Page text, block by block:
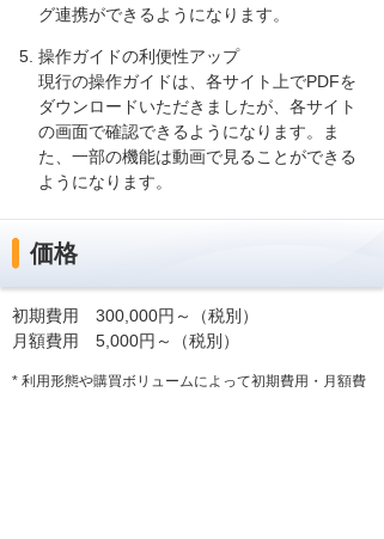
グ連携ができるようになります。
操作ガイドの利便性アップ
現行の操作ガイドは、各サイト上でPDFを
ダウンロードいただきましたが、各サイト
の画面で確認できるようになります。ま
た、一部の機能は動画で見ることができる
ようになります。
価格
初期費用 300,000円～（税別）
月額費用 5,000円～（税別）
* 利用形態や購買ボリュームによって初期費用・月額費